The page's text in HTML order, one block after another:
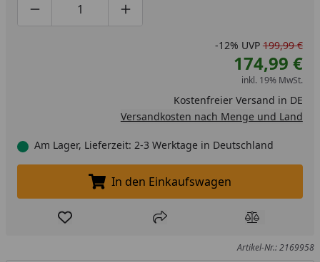
Produktmenge um eins verringern
Produktmenge manuell eingeben
Produktmenge um eins erhöhen
-12% UVP 199,99 €
174,99 €
inkl. 19% MwSt.
Kostenfreier Versand in DE
Versandkosten nach Menge und Land
Am Lager, Lieferzeit: 2-3 Werktage in Deutschland
In den Einkaufswagen legen
In den Einkaufswagen
Produkt zur Wunschliste hinzufügen
Teilen Produkt
Artikel-Nr.: 2169958